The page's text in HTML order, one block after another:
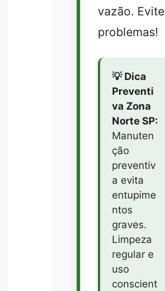
vazão. Evite
problemas!
💡 Dica
Preventi
va Zona
Norte SP:
Manuten
ção
preventiv
a evita
entupime
ntos
graves.
Limpeza
regular e
uso
conscient